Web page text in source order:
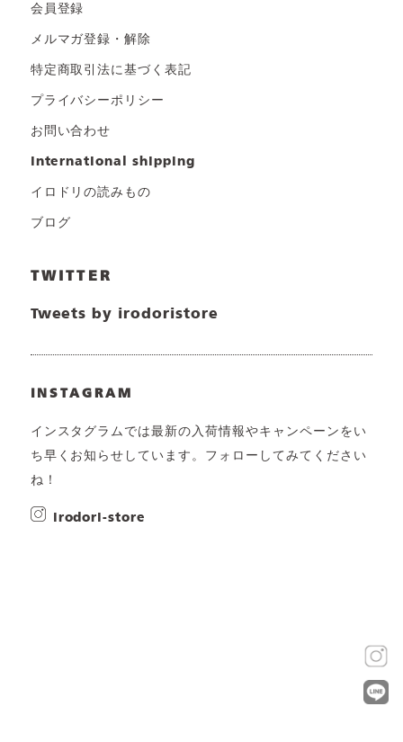
会員登録
メルマガ登録・解除
特定商取引法に基づく表記
プライバシーポリシー
お問い合わせ
international shipping
イロドリの読みもの
ブログ
TWITTER
Tweets by irodoristore
INSTAGRAM
インスタグラムでは最新の入荷情報やキャンペーンをい
ち早くお知らせしています。フォローしてみてください
ね！
irodori-store